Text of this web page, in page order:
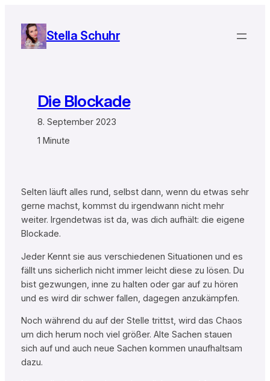
Inhalt
springen
Stella Schuhr
Die Blockade
8. September 2023
1 Minute
Selten läuft alles rund, selbst dann, wenn du etwas sehr
gerne machst, kommst du irgendwann nicht mehr
weiter. Irgendetwas ist da, was dich aufhält: die eigene
Blockade.
Jeder Kennt sie aus verschiedenen Situationen und es
fällt uns sicherlich nicht immer leicht diese zu lösen. Du
bist gezwungen, inne zu halten oder gar auf zu hören
und es wird dir schwer fallen, dagegen anzukämpfen.
Noch während du auf der Stelle trittst, wird das Chaos
um dich herum noch viel größer. Alte Sachen stauen
sich auf und auch neue Sachen kommen unaufhaltsam
dazu.